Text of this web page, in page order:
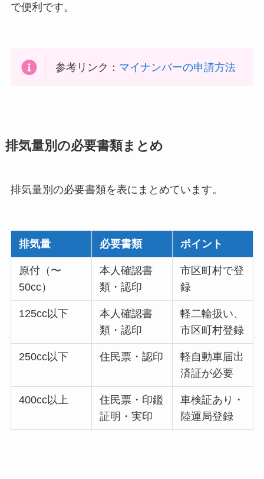
で便利です。
参考リンク： マイナンバーの申請方法
排気量別の必要書類まとめ
排気量別の必要書類を表にまとめています。
排気量 必要書類 ポイント
原付（〜
50cc）
本人確認書
類・認印
市区町村で登
録
125cc以下
本人確認書
類・認印
軽二輪扱い、
市区町村登録
250cc以下 住民票・認印
軽自動車届出
済証が必要
400cc以上
住民票・印鑑
証明・実印
車検証あり・
陸運局登録